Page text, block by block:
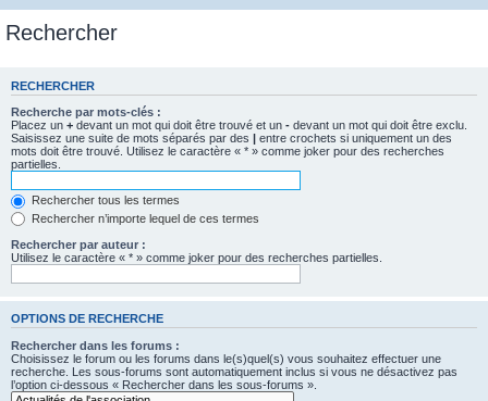
e
Rechercher
RECHERCHER
Recherche par mots-clés :
Placez un + devant un mot qui doit être trouvé et un - devant un mot qui doit être exclu.
Saisissez une suite de mots séparés par des | entre crochets si uniquement un des
mots doit être trouvé. Utilisez le caractère « * » comme joker pour des recherches
partielles.
Rechercher tous les termes
Rechercher n’importe lequel de ces termes
Rechercher par auteur :
Utilisez le caractère « * » comme joker pour des recherches partielles.
OPTIONS DE RECHERCHE
Rechercher dans les forums :
Choisissez le forum ou les forums dans le(s)quel(s) vous souhaitez effectuer une
recherche. Les sous-forums sont automatiquement inclus si vous ne désactivez pas
l’option ci-dessous « Rechercher dans les sous-forums ».